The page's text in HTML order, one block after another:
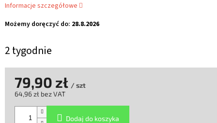
2 tygodnie
Możemy doręczyć do: 28.8.2026
Informacje szczegółowe
79,90 zł / szt
64,96 zł bez VAT
jednostkowa:
Dodaj do koszyka